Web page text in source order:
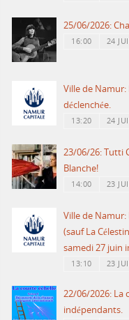
25/06/2026:
16:00 24
Ville de Namur:
déclenchée.
13:20 24
23/06/26: Tutti
Blanche!
14:00 23
Ville de
(sauf La
samedi 27 juin
13:10 23
22/06/2026: La
indépendants.